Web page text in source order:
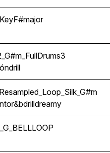
drill
r&bdrilldreamy